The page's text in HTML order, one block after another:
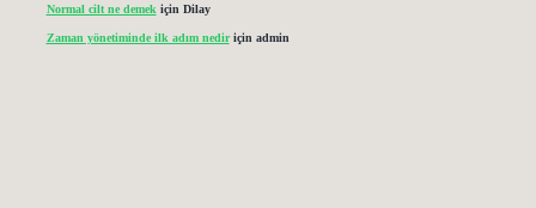
Normal cilt ne demek için Dilay
Zaman yönetiminde ilk adım nediriçin admin